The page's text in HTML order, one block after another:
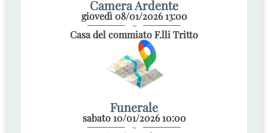
Camera Ardente
giovedì 08/01/2026 13:00
~
Casa del commiato F.lli Tritto
Funerale
sabato 10/01/2026 10:00
~